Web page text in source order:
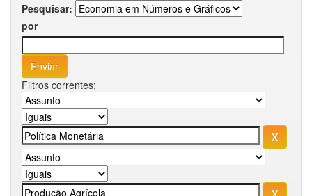
Pesquisar:
por
Filtros correntes: